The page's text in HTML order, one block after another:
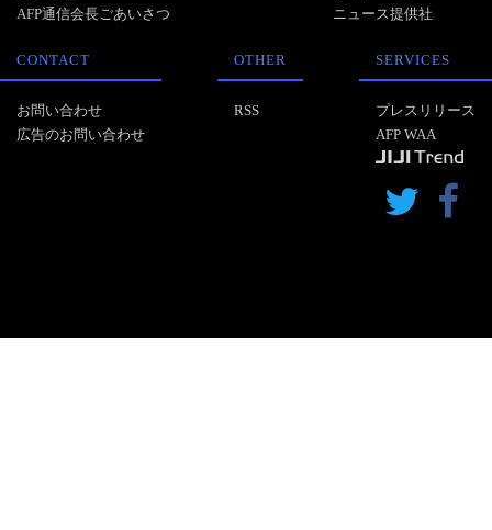
AFP通信会長ごあいさつ
ニュース提供社
CONTACT
お問い合わせ
広告のお問い合わせ
OTHER
RSS
SERVICES
プレスリリース
AFP WAA